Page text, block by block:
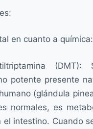
en cuanto a química:
potente presente
(glándula
normales, es
el intestino. Cuando